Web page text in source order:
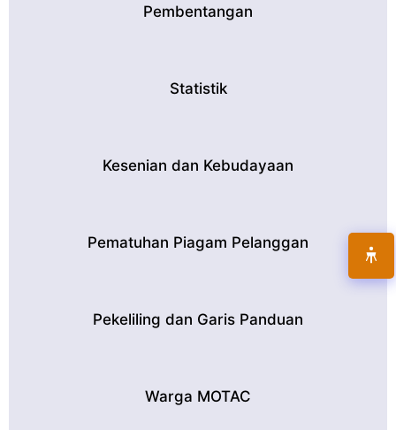
Pembentangan
Statistik
Kesenian dan Kebudayaan
Pematuhan Piagam Pelanggan
Pekeliling dan Garis Panduan
Warga MOTAC